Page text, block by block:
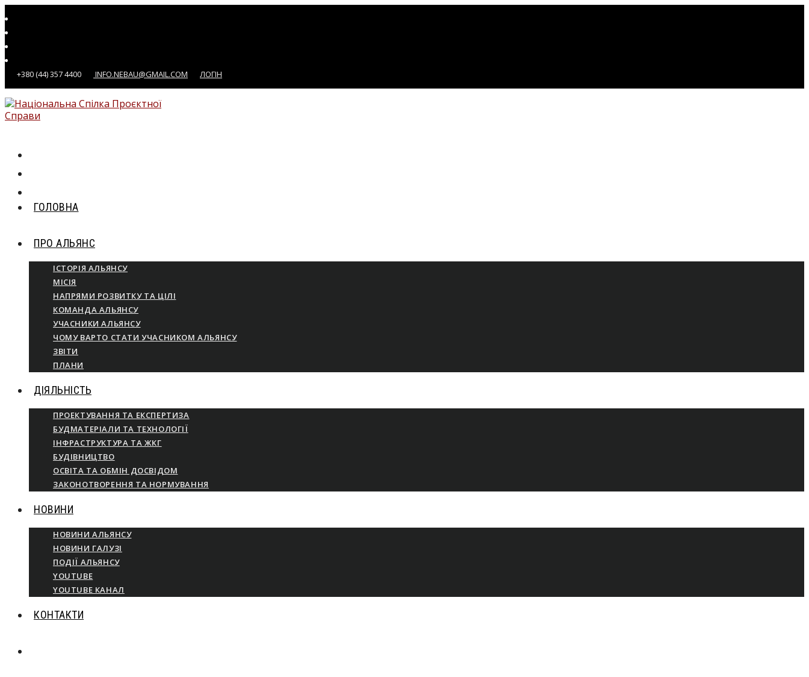
до
вмісту
+380 (44) 357 4400 INFO.NEBAU@GMAIL.COM ЛОГІН
ГОЛОВНА
ПРО АЛЬЯНС
ІСТОРІЯ АЛЬЯНСУ
МІСІЯ
НАПРЯМИ РОЗВИТКУ ТА ЦІЛІ
КОМАНДА АЛЬЯНСУ
УЧАСНИКИ АЛЬЯНСУ
ЧОМУ ВАРТО СТАТИ УЧАСНИКОМ АЛЬЯНСУ
ЗВІТИ
ПЛАНИ
ДІЯЛЬНІСТЬ
ПРОЕКТУВАННЯ ТА ЕКСПЕРТИЗА
БУДМАТЕРІАЛИ ТА ТЕХНОЛОГІЇ
ІНФРАСТРУКТУРА ТА ЖКГ
БУДІВНИЦТВО
ОСВІТА ТА ОБМІН ДОСВІДОМ
ЗАКОНОТВОРЕННЯ ТА НОРМУВАННЯ
НОВИНИ
НОВИНИ АЛЬЯНСУ
НОВИНИ ГАЛУЗІ
ПОДІЇ АЛЬЯНСУ
YOUTUBE
YOUTUBE КАНАЛ
КОНТАКТИ